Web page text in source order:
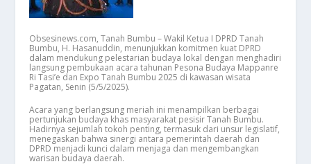
Obsesinews.com, Tanah Bumbu – Wakil Ketua I DPRD Tanah
Bumbu, H. Hasanuddin, menunjukkan komitmen kuat DPRD
dalam mendukung pelestarian budaya lokal dengan menghadiri
langsung pembukaan acara tahunan Pesona Budaya Mappanre
Ri Tasi’e dan Expo Tanah Bumbu 2025 di kawasan wisata
Pagatan, Senin (5/5/2025).
Acara yang berlangsung meriah ini menampilkan berbagai
pertunjukan budaya khas masyarakat pesisir Tanah Bumbu.
Hadirnya sejumlah tokoh penting, termasuk dari unsur legislatif,
menegaskan bahwa sinergi antara pemerintah daerah dan
DPRD menjadi kunci dalam menjaga dan mengembangkan
warisan budaya daerah.